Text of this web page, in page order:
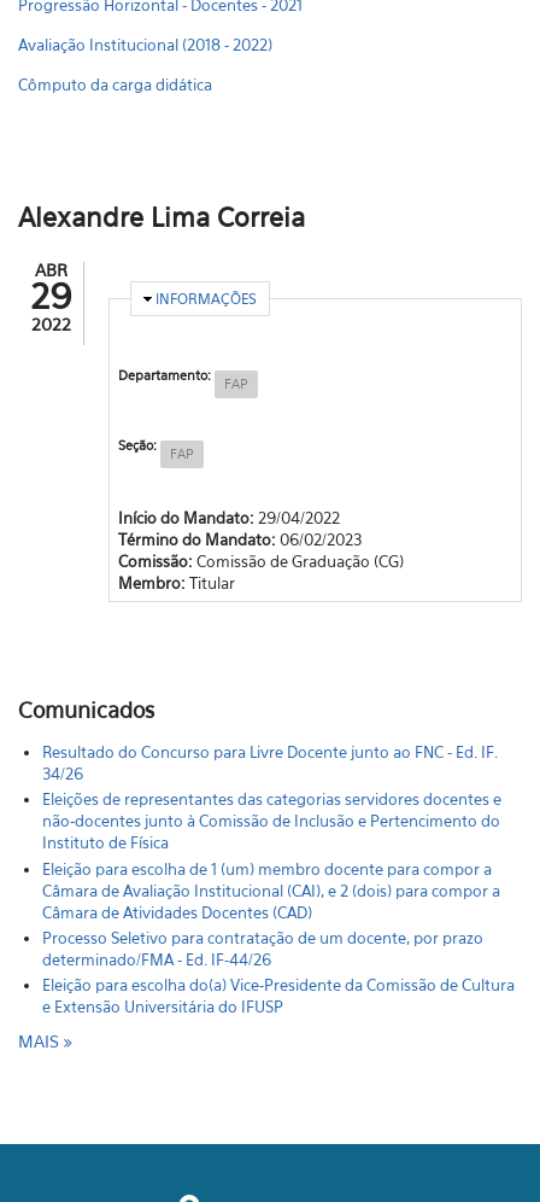
Progressão Horizontal - Docentes - 2021
Avaliação Institucional (2018 - 2022)
Cômputo da carga didática
Alexandre Lima Correia
ABR
29
2022
OCULTAR
INFORMAÇÕES
Departamento: FAP
Seção: FAP
Início do Mandato: 29/04/2022
Término do Mandato: 06/02/2023
Comissão: Comissão de Graduação (CG)
Membro: Titular
Comunicados
Resultado do Concurso para Livre Docente junto ao FNC - Ed. IF.
34/26
Eleições de representantes das categorias servidores docentes e
não-docentes junto à Comissão de Inclusão e Pertencimento do
Instituto de Física
Eleição para escolha de 1 (um) membro docente para compor a
Câmara de Avaliação Institucional (CAI), e 2 (dois) para compor a
Câmara de Atividades Docentes (CAD)
Processo Seletivo para contratação de um docente, por prazo
determinado/FMA - Ed. IF-44/26
Eleição para escolha do(a) Vice-Presidente da Comissão de Cultura
e Extensão Universitária do IFUSP
MAIS